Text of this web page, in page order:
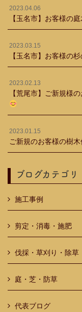
2023.04.06
【玉名市】お客様の
2023.03.15
【玉名市】お客様の
2023.02.13
【荒尾市】ご新規様
2023.01.15
ご新規のお客様の樹
ブログカテゴリ
施工事例
剪定・消毒・施肥
伐採・草刈り・除草
庭・芝・防草
代表ブログ